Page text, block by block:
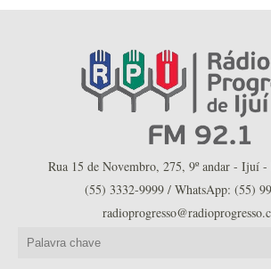
Rua 15 de Novembro, 275, 9º andar - Ijuí
(55) 3332-9999 / WhatsApp: (55)